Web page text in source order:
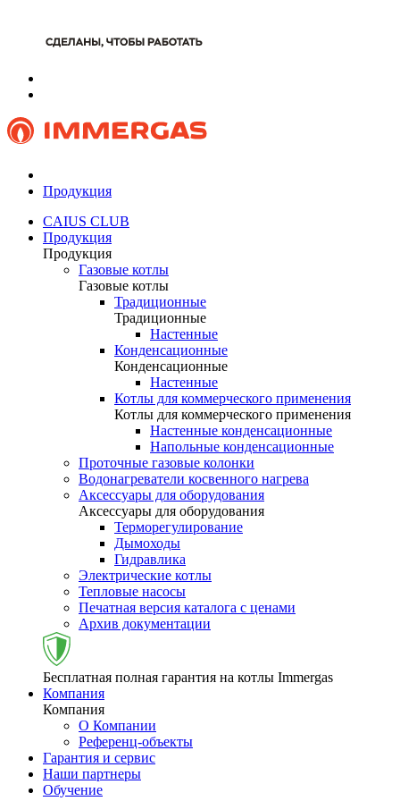
Продукция
CAIUS CLUB
Продукция
Продукция
Газовые котлы
Газовые котлы
Традиционные
Традиционные
Настенные
Конденсационные
Конденсационные
Настенные
Котлы для коммерческого применения
Котлы для коммерческого применения
Настенные конденсационные
Напольные конденсационные
Проточные газовые колонки
Водонагреватели косвенного нагрева
Аксессуары для оборудования
Аксессуары для оборудования
Терморегулирование
Дымоходы
Гидравлика
Электрические котлы
Тепловые насосы
Печатная версия каталога с ценами
Архив документации
Бесплатная полная гарантия на котлы Immergas
Компания
Компания
О Компании
Референц-объекты
Гарантия и сервис
Наши партнеры
Обучение